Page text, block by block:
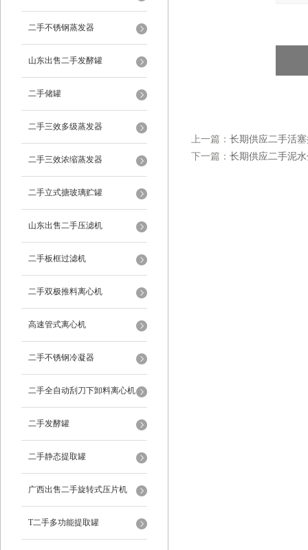
二手不锈钢蒸发器
山东出售二手发酵罐
二手储罐
二手三效多级蒸发器
二手三效浓缩蒸发器
二手立式搪玻璃贮罐
山东出售二手压滤机
二手板框过滤机
二手双极推料离心机
高速管式离心机
二手不锈钢冷凝器
二手全自动刮刀下卸料离心机
二手发酵罐
二手静态提取罐
广西出售二手旋转式压片机
T二手多功能提取罐
上一篇： 长期供应二手活
下一篇： 长期供应二手泥